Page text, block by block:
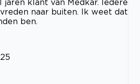
jaren klant van Medkar. Iedere
naar buiten. Ik weet dat
ben.